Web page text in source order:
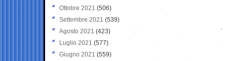
Ottobre 2021 (506)
Settembre 2021 (539)
Agosto 2021 (423)
Luglio 2021 (577)
Giugno 2021(559)